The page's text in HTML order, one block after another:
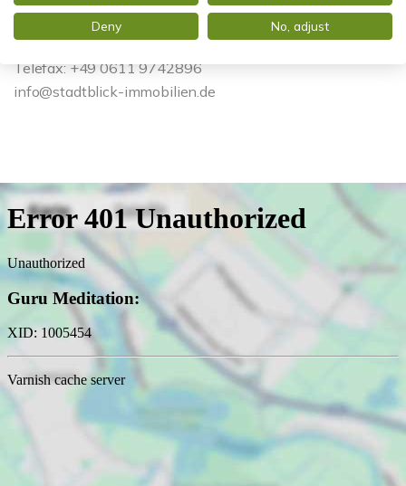
Herr Gabriel Attia
Telefon: +49 611 9742872
Telefax: +49 0611 9742896
info@stadtblick-immobilien.de
Deny No, adjust